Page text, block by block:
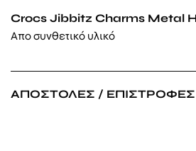
Crocs Jibbitz Charms Metal
Απο συνθετικό υλικό
ΑΠΟΣΤΟΛΈΣ / ΕΠΙΣΤΡΟΦΈΣ